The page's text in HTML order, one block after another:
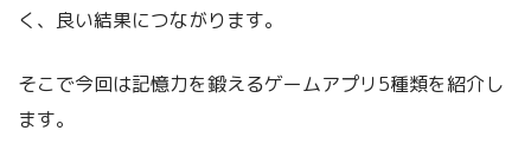
く、良い結果につながります。
そこで今回は記憶力を鍛えるゲームアプリ5種類を紹介し
ます。